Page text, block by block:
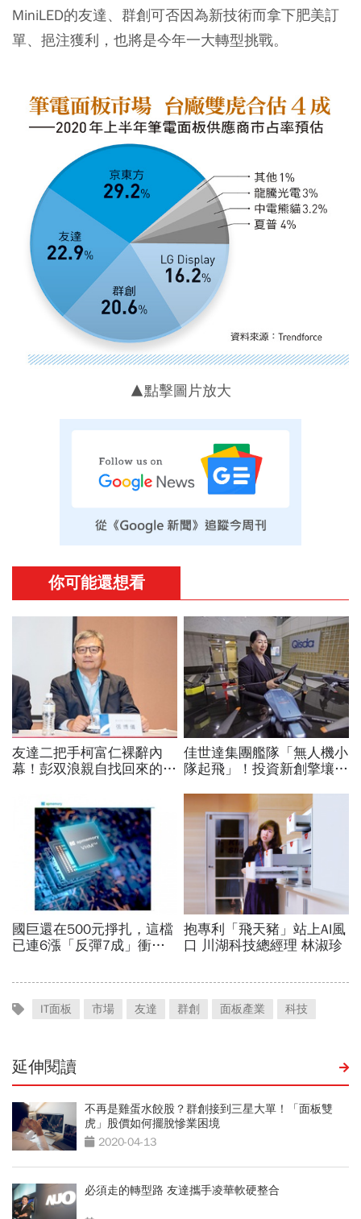
MiniLED的友達、群創可否因為新技術而拿下肥美訂
單、挹注獲利，也將是今年一大轉型挑戰。
▲點擊圖片放大
IT面板 市場 友達 群創 面板產業 科技
延伸閱讀
不再是雞蛋水餃股？群創接到三星大單！「面板雙
虎」股價如何擺脫慘業困境
2020-04-13
必須走的轉型路 友達攜手凌華軟硬整合